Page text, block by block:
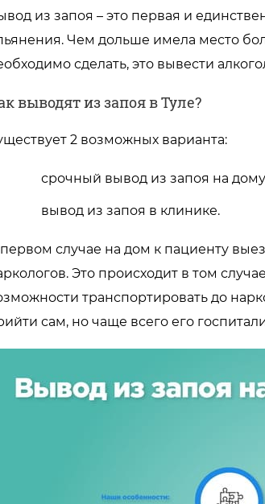
из запоя – это первая и
Чем дольше имела место
сделать, это вывести
выводят из запоя в Туле?
2 возможных варианта:
срочный вывод из запоя на
вывод из запоя в клинике.
случае на дом к пациенту
Это происходит в том
транспортировать до
сам, но чаще всего его